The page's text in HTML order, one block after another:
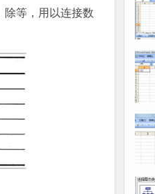
除等，用以连接数